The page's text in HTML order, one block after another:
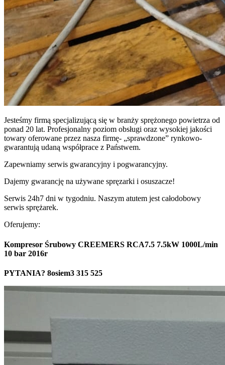
Jesteśmy firmą specjalizującą się w branży sprężonego powietrza od
ponad 20 lat. Profesjonalny poziom obsługi oraz wysokiej jakości
towary oferowane przez nasza firmę- „sprawdzone” rynkowo-
gwarantują udaną współprace z Państwem.
Zapewniamy serwis gwarancyjny i pogwarancyjny.
Dajemy gwarancję na używane spręzarki i osuszacze!
Serwis 24h7 dni w tygodniu. Naszym atutem jest całodobowy
serwis sprężarek.
Oferujemy:
Kompresor Śrubowy CREEMERS RCA7.5 7.5kW 1000L/min
10 bar 2016r
PYTANIA? 8osiem3 315 525